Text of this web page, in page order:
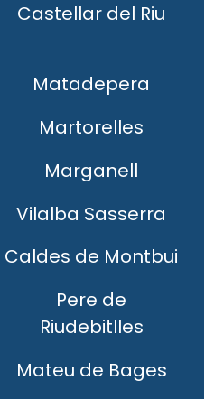
Castellar del Riu
Matadepera
Martorelles
Marganell
Vilalba Sasserra
Caldes de Montbui
Pere de
Riudebitlles
Mateu de Bages